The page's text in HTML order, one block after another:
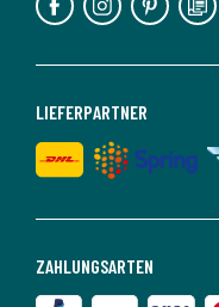
ZAHLUNGSARTEN
LIEFERPARTNER